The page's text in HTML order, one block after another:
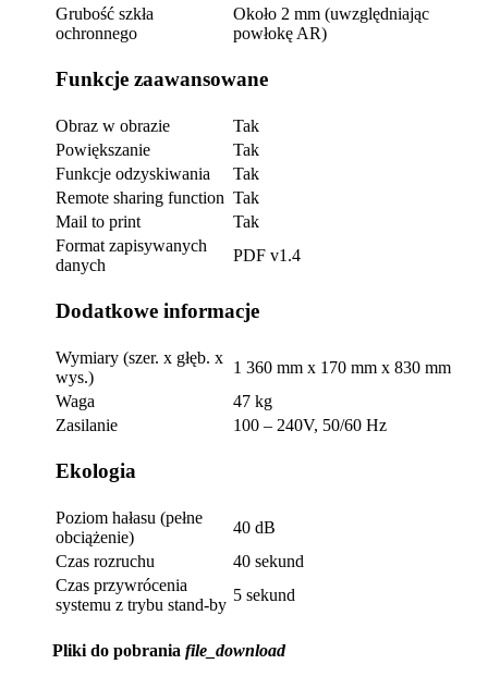
Grubość szkła
ochronnego
Około 2 mm (uwzględniając
powłokę AR)
Funkcje zaawansowane
Obraz w obrazie
Tak
Powiększanie
Tak
Funkcje odzyskiwania
Tak
Remote sharing function Tak
Mail to print
Tak
Format zapisywanych
danych
PDF v1.4
Dodatkowe informacje
Wymiary (szer. x głęb. x
wys.)
1 360 mm x 170 mm x 830 mm
Waga
47 kg
Zasilanie
100 – 240V, 50/60 Hz
Ekologia
Poziom hałasu (pełne
obciążenie)
40 dB
Czas rozruchu
40 sekund
Czas przywrócenia
systemu z trybu stand-by
5 sekund
Pliki do pobrania file_download